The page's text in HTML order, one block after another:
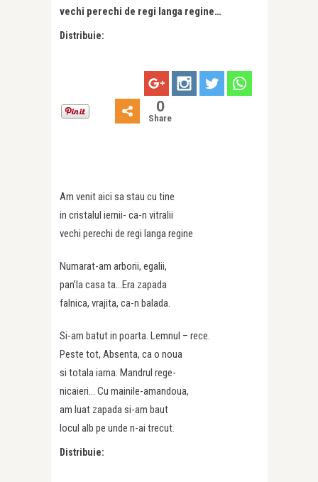
vechi perechi de regi langa regine…
Distribuie:
0
Share
Am venit aici sa stau cu tine
in cristalul iernii- ca-n vitralii
vechi perechi de regi langa regine
Numarat-am arborii, egalii,
pan’la casa ta…Era zapada
falnica, vrajita, ca-n balada.
Si-am batut in poarta. Lemnul – rece.
Peste tot, Absenta, ca o noua
si totala iarna. Mandrul rege-
nicaieri… Cu mainile-amandoua,
am luat zapada si-am baut
locul alb pe unde n-ai trecut.
Distribuie: